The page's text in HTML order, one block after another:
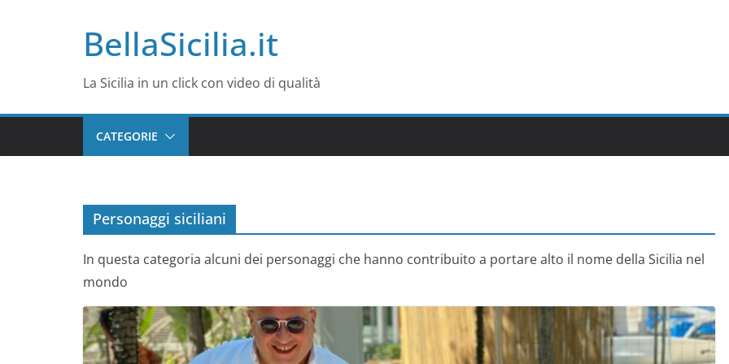
BellaSicilia.it
La Sicilia in un click con video di qualità
CATEGORIE
Personaggi siciliani
In questa categoria alcuni dei personaggi che hanno contribuito a portare alto il nome della Sicilia nel
mondo